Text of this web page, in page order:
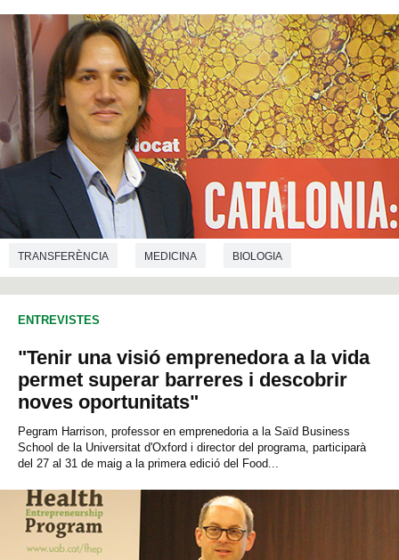
TRANSFERÈNCIA MEDICINA BIOLOGIA
BIOQUÍMICA BIOTECNOLOGIA
ENTREVISTES
"Tenir una visió emprenedora a la vida
permet superar barreres i descobrir
noves oportunitats"
Pegram Harrison, professor en emprenedoria a la Saïd Business
School de la Universitat d'Oxford i director del programa, participarà
del 27 al 31 de maig a la primera edició del Food...